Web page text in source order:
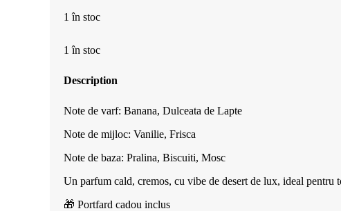
300.00 lei.
1 în stoc
1 în stoc
Description
Note de varf: Banana, Dulceata de Lapte
Note de mijloc: Vanilie, Frisca
Note de baza: Pralina, Biscuiti, Mosc
Un parfum cald, cremos, cu vibe de desert de lux, ideal pentru
🎁 Portfard cadou inclus